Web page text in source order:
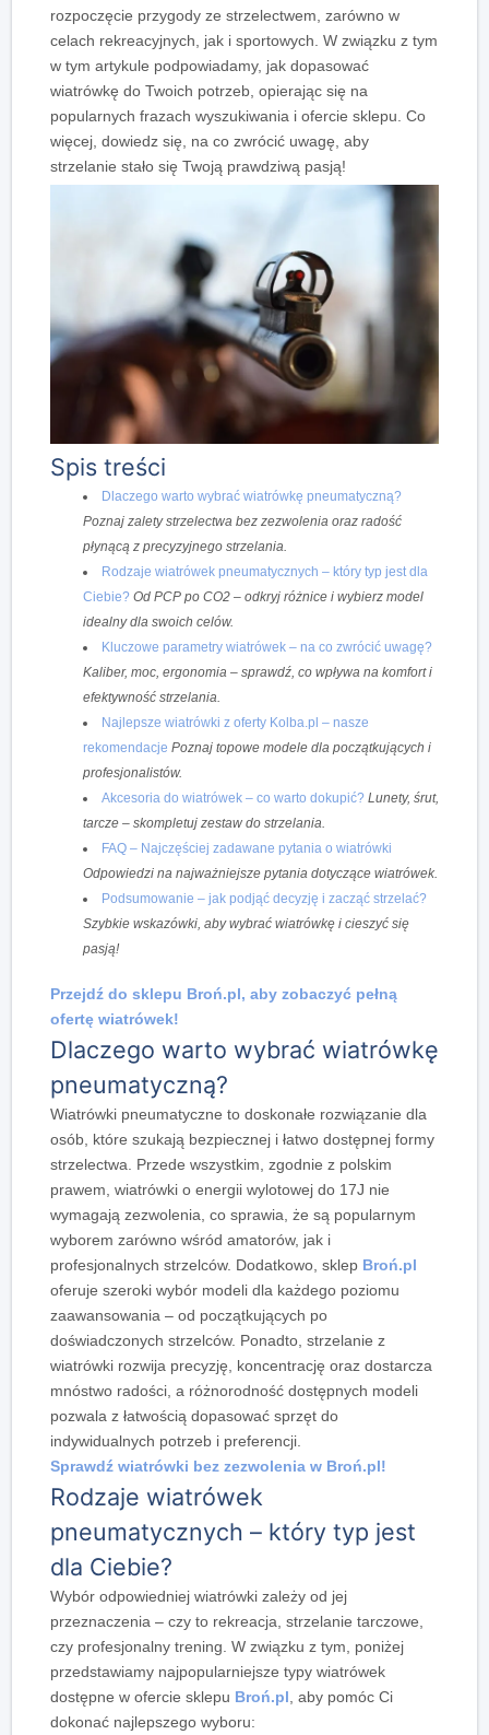
rozpoczęcie przygody ze strzelectwem, zarówno w
celach rekreacyjnych, jak i sportowych. W związku z tym
w tym artykule podpowiadamy, jak dopasować
wiatrówkę do Twoich potrzeb, opierając się na
popularnych frazach wyszukiwania i ofercie sklepu. Co
więcej , dowiedz się, na co zwrócić uwagę, aby
strzelanie stało się Twoją prawdziwą pasją!
Spis treści
Dlaczego warto wybrać wiatrówkę pneumatyczną?
Poznaj zalety strzelectwa bez zezwolenia oraz radość
płynącą z precyzyjnego strzelania.
Rodzaje wiatrówek pneumatycznych – który typ jest dla
Ciebie? Od PCP po CO2 – odkryj różnice i wybierz model
idealny dla swoich celów.
Kluczowe parametry wiatrówek – na co zwrócić uwagę?
Kaliber, moc, ergonomia – sprawdź, co wpływa na komfort i
efektywność strzelania.
Najlepsze wiatrówki z oferty Kolba.pl – nasze
rekomendacje Poznaj topowe modele dla początkujących i
profesjonalistów.
Akcesoria do wiatrówek – co warto dokupić? Lunety, śrut,
tarcze – skompletuj zestaw do strzelania.
FAQ – Najczęściej zadawane pytania o wiatrówki
Odpowiedzi na najważniejsze pytania dotyczące wiatrówek.
Podsumowanie – jak podjąć decyzję i zacząć strzelać?
Szybkie wskazówki, aby wybrać wiatrówkę i cieszyć się
pasją!
Przejdź do sklepu Broń.pl, aby zobaczyć pełną
ofertę wiatrówek!
Dlaczego warto wybrać wiatrówkę
pneumatyczną?
Wiatrówki pneumatyczne to doskonałe rozwiązanie dla
osób, które szukają bezpiecznej i łatwo dostępnej formy
strzelectwa. Przede wszystkim , zgodnie z polskim
prawem, wiatrówki o energii wylotowej do 17J nie
wymagają zezwolenia, co sprawia, że są popularnym
wyborem zarówno wśród amatorów, jak i
profesjonalnych strzelców. Dodatkowo , sklep Broń.pl
oferuje szeroki wybór modeli dla każdego poziomu
zaawansowania – od początkujących po
doświadczonych strzelców. Ponadto , strzelanie z
wiatrówki rozwija precyzję, koncentrację oraz dostarcza
mnóstwo radości, a różnorodność dostępnych modeli
pozwala z łatwością dopasować sprzęt do
indywidualnych potrzeb i preferencji.
Sprawdź wiatrówki bez zezwolenia w Broń.pl!
Rodzaje wiatrówek
pneumatycznych – który typ jest
dla Ciebie?
Wybór odpowiedniej wiatrówki zależy od jej
przeznaczenia – czy to rekreacja, strzelanie tarczowe,
czy profesjonalny trening. W związku z tym , poniżej
przedstawiamy najpopularniejsze typy wiatrówek
dostępne w ofercie sklepu Broń.pl , aby pomóc Ci
dokonać najlepszego wyboru: